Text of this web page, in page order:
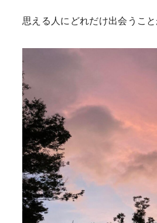
思える人にどれだけ出会うこ